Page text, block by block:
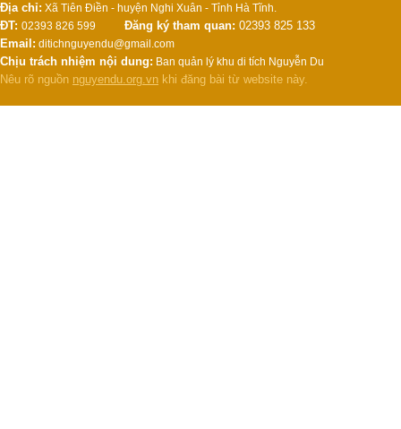
Địa chỉ: Xã Tiên Điền - huyện Nghi Xuân - Tỉnh Hà Tĩnh.
ĐT: 02393 826 599 Đăng ký tham quan: 02393 825 133
Email: ditichnguyendu@gmail.com
Chịu trách nhiệm nội dung: Ban quản lý khu di tích Nguyễn Du
Nêu rõ nguồn nguyendu.org.vn khi đăng bài từ website này.